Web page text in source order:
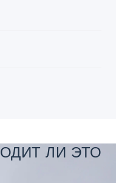
ЛИ ЭТО